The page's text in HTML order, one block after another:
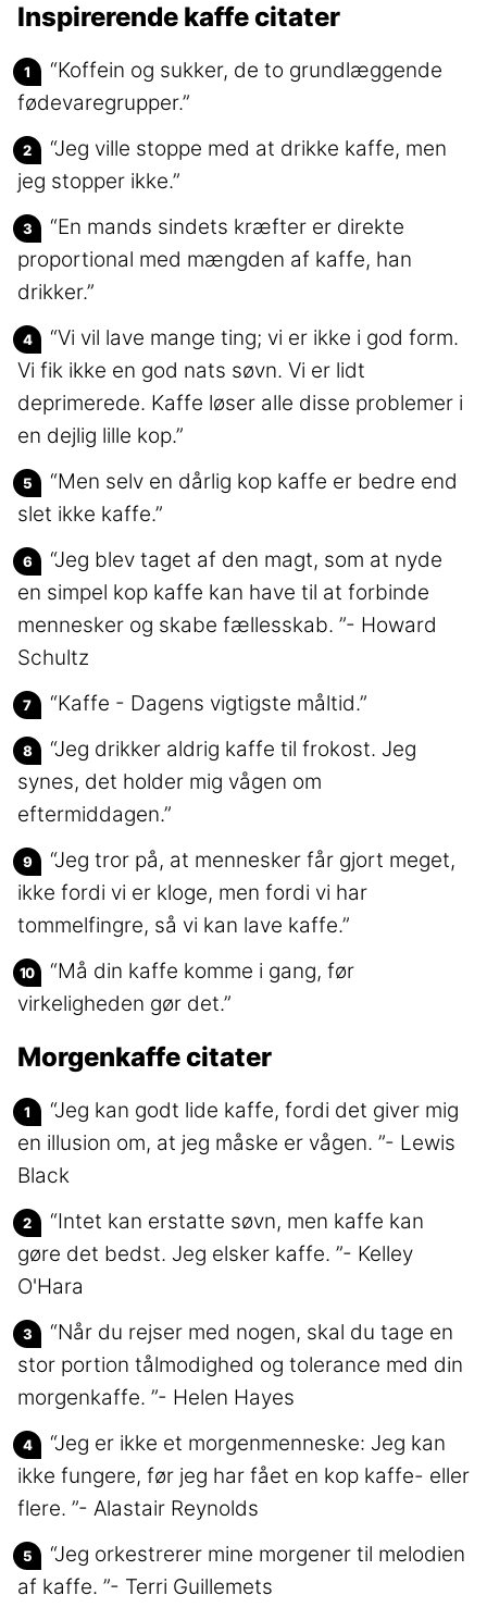
Inspirerende kaffe citater
“Koffein og sukker, de to grundlæggende
fødevaregrupper.”
“Jeg ville stoppe med at drikke kaffe, men
jeg stopper ikke.”
“En mands sindets kræfter er direkte
proportional med mængden af kaffe, han
drikker.”
“Vi vil lave mange ting; vi er ikke i god form.
Vi fik ikke en god nats søvn. Vi er lidt
deprimerede. Kaffe løser alle disse problemer i
en dejlig lille kop.”
“Men selv en dårlig kop kaffe er bedre end
slet ikke kaffe.”
“Jeg blev taget af den magt, som at nyde
en simpel kop kaffe kan have til at forbinde
mennesker og skabe fællesskab. ”- Howard
Schultz
“Kaffe - Dagens vigtigste måltid.”
“Jeg drikker aldrig kaffe til frokost. Jeg
synes, det holder mig vågen om
eftermiddagen.”
“Jeg tror på, at mennesker får gjort meget,
ikke fordi vi er kloge, men fordi vi har
tommelfingre, så vi kan lave kaffe.”
“Må din kaffe komme i gang, før
virkeligheden gør det.”
Morgenkaffe citater
“Jeg kan godt lide kaffe, fordi det giver mig
en illusion om, at jeg måske er vågen. ”- Lewis
Black
“Intet kan erstatte søvn, men kaffe kan
gøre det bedst. Jeg elsker kaffe. ”- Kelley
O'Hara
“Når du rejser med nogen, skal du tage en
stor portion tålmodighed og tolerance med din
morgenkaffe. ”- Helen Hayes
“Jeg er ikke et morgenmenneske: Jeg kan
ikke fungere, før jeg har fået en kop kaffe- eller
flere. ”- Alastair Reynolds
“Jeg orkestrerer mine morgener til melodien
af kaffe. ”- Terri Guillemets